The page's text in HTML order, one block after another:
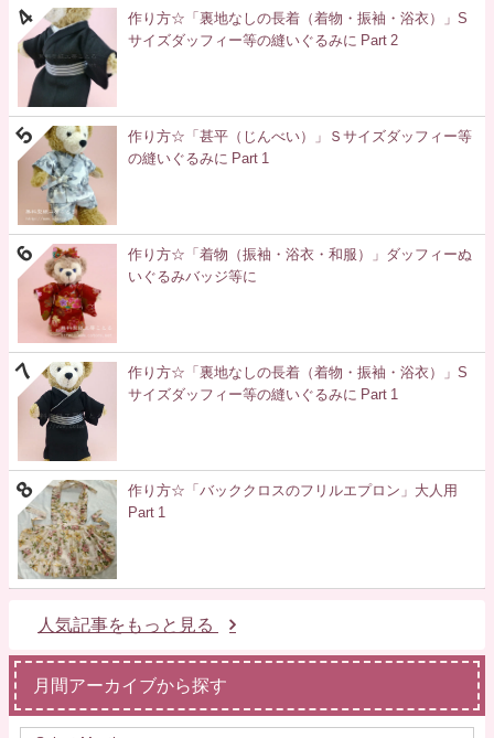
作り方☆「裏地なしの長着（着物・振袖・浴衣）」S
サイズダッフィー等の縫いぐるみに Part 2
作り方☆「甚平（じんべい）」Ｓサイズダッフィー等
の縫いぐるみに Part 1
作り方☆「着物（振袖・浴衣・和服）」ダッフィーぬ
いぐるみバッジ等に
作り方☆「裏地なしの長着（着物・振袖・浴衣）」S
サイズダッフィー等の縫いぐるみに Part 1
作り方☆「バッククロスのフリルエプロン」大人用
Part 1
人気記事をもっと見る
月間アーカイブから探す